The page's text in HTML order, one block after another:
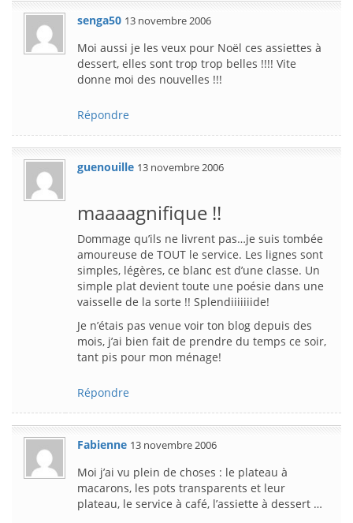
senga50 13 novembre 2006
Moi aussi je les veux pour Noël ces assiettes à
dessert, elles sont trop trop belles !!!! Vite
donne moi des nouvelles !!!
Répondre
guenouille 13 novembre 2006
maaaagnifique !!
Dommage qu’ils ne livrent pas…je suis tombée
amoureuse de TOUT le service. Les lignes sont
simples, légères, ce blanc est d’une classe. Un
simple plat devient toute une poésie dans une
vaisselle de la sorte !! Splendiiiiiiide!
Je n’étais pas venue voir ton blog depuis des
mois, j’ai bien fait de prendre du temps ce soir,
tant pis pour mon ménage!
Répondre
Fabienne 13 novembre 2006
Moi j’ai vu plein de choses : le plateau à
macarons, les pots transparents et leur
plateau, le service à café, l’assiette à dessert …